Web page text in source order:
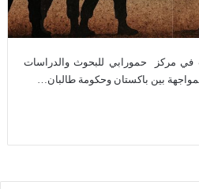
مركز حمورابي للبحوث والدراسات
بين باكستان وحكومة طالبان…